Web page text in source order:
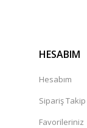
HESABIM
Hesabım
Sipariş Takip
Favorileriniz